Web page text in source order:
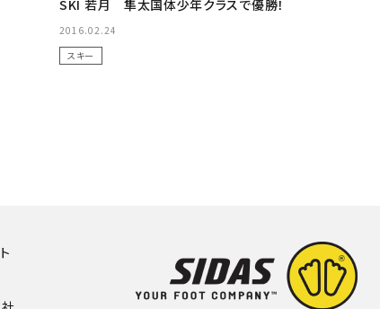
SKI 若月 隼太国体少年クラスで優勝！
2016.02.24
スキー